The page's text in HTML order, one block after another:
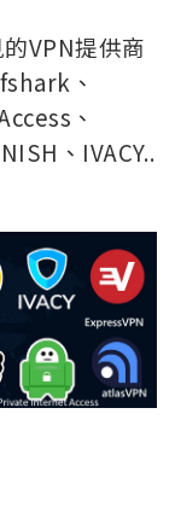
VPN提供商
、
、
、IVACY..